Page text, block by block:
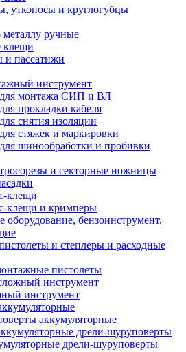
утконосы и круглогубцы
ручные
клещи
и пассатижи
инструмент
монтажа СИП и ВЛ
прокладки кабеля
снятия изоляции
стяжек и маркировки
шинообработки и пробивки
и секторные ножницы
клещи
клещи и кримперы
оборудование, бензоинструмент,
и степлеры и расходные
пистолеты
инструмент
инструмент
аккумуляторные
дрели-шуруповерты
дрели-шуруповерты